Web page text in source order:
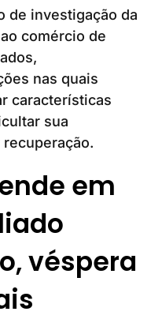
de investigação da
comércio de
nas quais
características
sua
em
véspera